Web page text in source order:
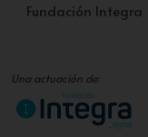
Fundación Integra
Una actuación de: